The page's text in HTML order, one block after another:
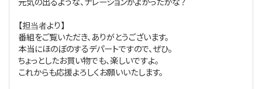
【担当者より】
番組をご覧いただき、ありがとうございます。
本当にほのぼのするデパートですので、ぜひ。
ちょっとしたお買い物でも、楽しいですよ。
これからも応援よろしくお願いいたします。